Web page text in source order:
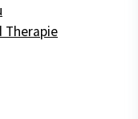
Therapie